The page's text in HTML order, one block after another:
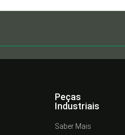
Peças
Industriais
Saber Mais